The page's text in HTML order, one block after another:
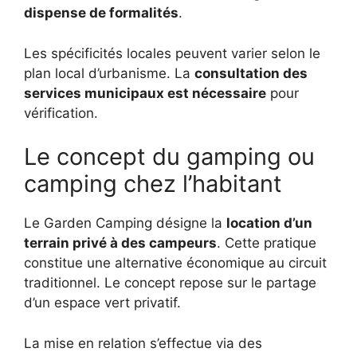
dispense de formalités.
Les spécificités locales peuvent varier selon le
plan local d’urbanisme. La consultation des
services municipaux est nécessaire pour
vérification.
Le concept du gamping ou
camping chez l’habitant
Le Garden Camping désigne la location d’un
terrain privé à des campeurs. Cette pratique
constitue une alternative économique au circuit
traditionnel. Le concept repose sur le partage
d’un espace vert privatif.
La mise en relation s’effectue via des